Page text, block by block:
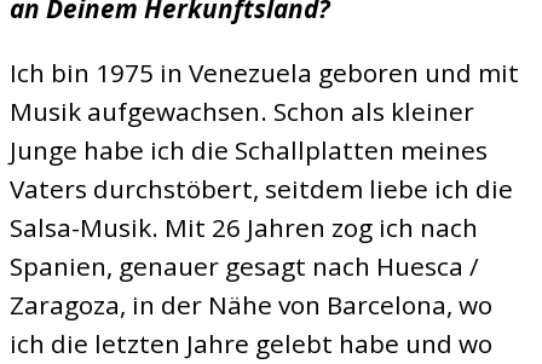
an Deinem Herkunftsland?
Ich bin 1975 in Venezuela geboren und mit
Musik aufgewachsen. Schon als kleiner
Junge habe ich die Schallplatten meines
Vaters durchstöbert, seitdem liebe ich die
Salsa-Musik. Mit 26 Jahren zog ich nach
Spanien, genauer gesagt nach Huesca /
Zaragoza, in der Nähe von Barcelona, wo
ich die letzten Jahre gelebt habe und wo